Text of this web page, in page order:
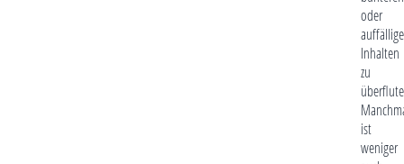
oder
Inhalten
zu
ist
weniger